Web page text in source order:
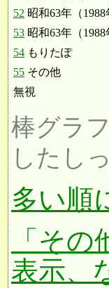
52 昭和63年（
53 昭和63年（
54 もりたぽ
55 その他
無視
棒グラ
したし
多い順
「そ
表示、